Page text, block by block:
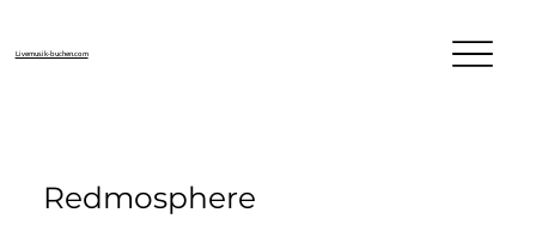
Livemusik-buchen.com
Redmosphere